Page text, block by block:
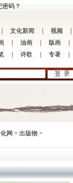
密码？
文化新闻 视频
油画 版画
诗歌 专著
网 > 出版物 >